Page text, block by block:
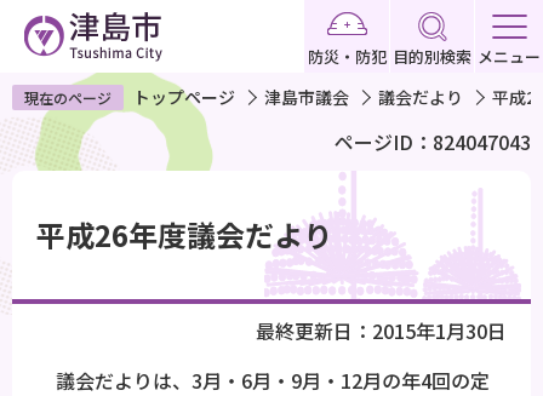
ペ
ー
ジ
で
す
防災・防犯 目的別検索 メニュー
現在のページ トップページ 津島市議会 議会だより 平成
ページID：824047043
平成26年度議会だより
最終更新日：2015年1月30日
議会だよりは、3月・6月・9月・12月の年4回の定